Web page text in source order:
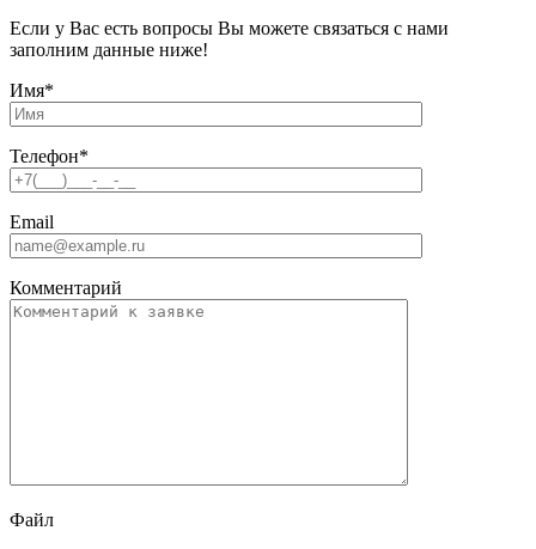
Если у Вас есть вопросы Вы можете связаться с нами
заполним данные ниже!
Имя*
Телефон*
Email
Комментарий
Файл